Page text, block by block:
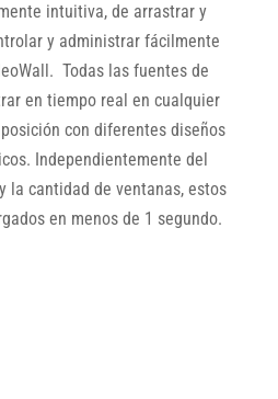
intuitiva, de arrastrar y
y administrar fácilmente
Todas las fuentes de
en tiempo real en cualquier
con diferentes diseños
Independientemente del
la cantidad de ventanas, estos
en menos de 1 segundo.